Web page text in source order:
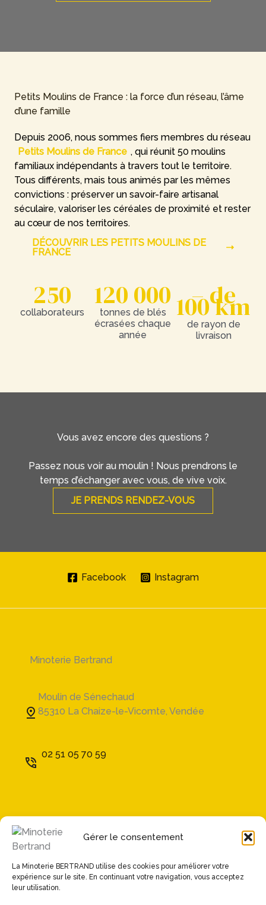
Gérer le consentement
La Minoterie BERTRAND utilise des cookies pour améliorer votre
expérience sur le site. En continuant votre navigation, vous acceptez
leur utilisation.
Petits Moulins de France : la force d’un réseau, l’âme
d’une famille
Depuis 2006, nous sommes fiers membres du réseau
Petits Moulins de France , qui réunit 50 moulins
familiaux indépendants à travers tout le territoire.
Tous différents, mais tous animés par les mêmes
convictions : préserver un savoir-faire artisanal
séculaire, valoriser les céréales de proximité et rester
au cœur de nos territoires.
DÉCOUVRIR LES PETITS MOULINS DE
FRANCE
250
collaborateurs
120 000
tonnes de blés
écrasées chaque
année
– de
100km
de rayon de
livraison
Vous avez encore des questions ?
Passez nous voir au moulin ! Nous prendrons le
temps d’échanger avec vous, de vive voix.
JE PRENDS RENDEZ-VOUS
Facebook Instagram
Minoterie Bertrand
Moulin de Sénechaud
85310 La Chaize-le-Vicomte, Vendée
02 51 05 70 59
Engagements
Minoterie
Les actualités